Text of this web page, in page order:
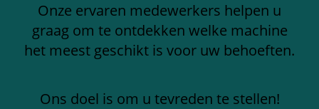
Onze ervaren medewerkers helpen u
graag om te ontdekken welke machine
het meest geschikt is voor uw behoeften.
Ons doel is om u tevreden te stellen!